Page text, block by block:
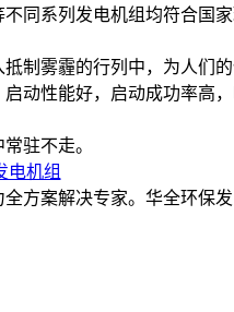
系列发电机组均符合国
雾霾的行列中，为人们的
性能好，启动成功率高
驻不走。
解决专家。华全环保发